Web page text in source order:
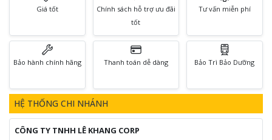
Giá tốt
Chính sách hỗ trợ ưu đãi
tốt
Tư vấn miễn phí
Bảo hành chính hãng Thanh toán dễ dàng Bảo Trì Bảo Dưỡng
HỆ THỐNG CHI NHÁNH
CÔNG TY TNHH LÊ KHANG CORP